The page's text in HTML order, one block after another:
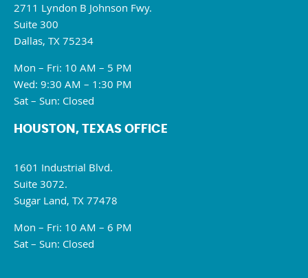
2711 Lyndon B Johnson Fwy.
Suite 300
Dallas, TX 75234
Mon – Fri: 10 AM – 5 PM
Wed: 9:30 AM – 1:30 PM
Sat – Sun: Closed
HOUSTON, TEXAS OFFICE
1601 Industrial Blvd.
Suite 3072.
Sugar Land, TX 77478
Mon – Fri: 10 AM – 6 PM
Sat – Sun: Closed